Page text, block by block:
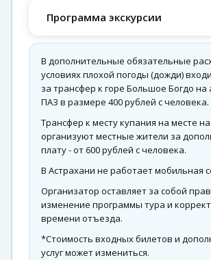
Программа экскурсии
В дополнительные обязательные
условиях плохой погоды (дожди)
за трансфер к горе Большое Богдо на
ПАЗ в размере 400 рублей с человека.
Трансфер к месту купания на месте
организуют местные жители за
плату - от 600 рублей с человека.
В Астрахани не работает мобильная
Организатор оставляет за собой
изменение программы тура и
времени отъезда.
*Стоимость входных билетов и
услуг может измениться.